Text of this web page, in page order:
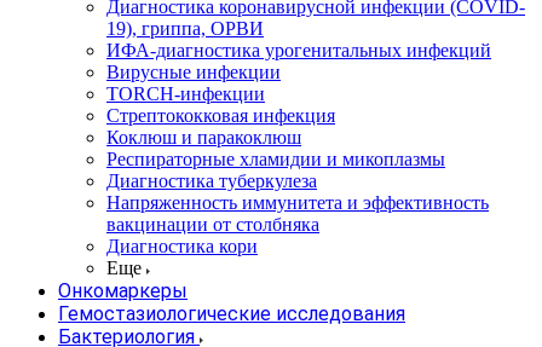
Диагностика коронавирусной инфекции (COVID-
19), гриппа, ОРВИ
ИФА-диагностика урогенитальных инфекций
Вирусные инфекции
TORCH-инфекции
Стрептококковая инфекция
Коклюш и паракоклюш
Респираторные хламидии и микоплазмы
Диагностика туберкулеза
Напряженность иммунитета и эффективность
вакцинации от столбняка
Диагностика кори
Еще
Онкомаркеры
Гемостазиологические исследования
Бактериология